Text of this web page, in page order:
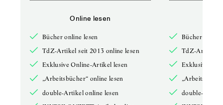
Online lesen
Bücher online lesen
TdZ-Artikel seit 2013 online lesen
Exklusive Online-Artikel lesen
„Arbeitsbücher“ online lesen
double-Artikel online lesen
Bücher online
TdZ-Artikel
Exklusive
double-